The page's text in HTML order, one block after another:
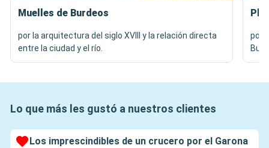
Muelles de Burdeos
por la arquitectura del siglo XVIII y la relación directa
entre la ciudad y el río.
por
Lo que más les gustó a nuestros clientes
Los imprescindibles de un crucero por el Garona